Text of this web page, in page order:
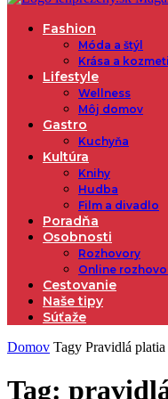
Fashion
Móda a štýl
Krása a
Lifestyle
Wellness
Môj domov
Gastro
Kuchyňa
Kultúra
Knihy
Hudba
Film a divadlo
Poradňa
Osobnosti
Rozhovory
Online
Cestovanie
Naše tipy
Súťaže
Domov Tagy Pravidlá
Tag: